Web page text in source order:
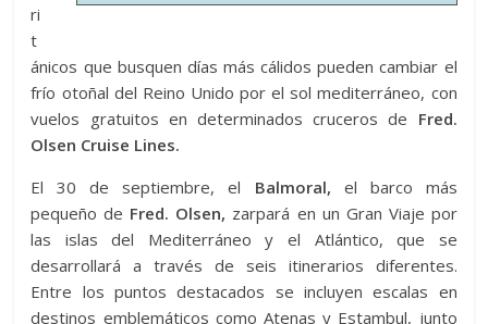
ri
t
ánicos que busquen días más cálidos pueden cambiar el
frío otoñal del Reino Unido por el sol mediterráneo, con
vuelos gratuitos en determinados cruceros de Fred.
Olsen Cruise Lines.
El 30 de septiembre, el Balmoral, el barco más
pequeño de Fred. Olsen, zarpará en un Gran Viaje por
las islas del Mediterráneo y el Atlántico, que se
desarrollará a través de seis itinerarios diferentes.
Entre los puntos destacados se incluyen escalas en
destinos emblemáticos como Atenas y Estambul, junto